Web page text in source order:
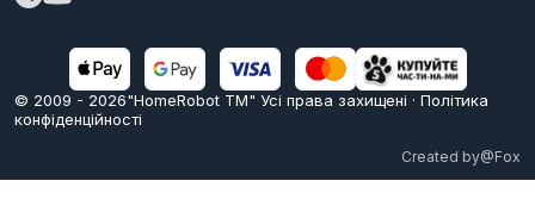
© 2009 - 2026"HomeRobot ТМ" Усi права захищені · Політика
конфіденційності
Created by@Fox